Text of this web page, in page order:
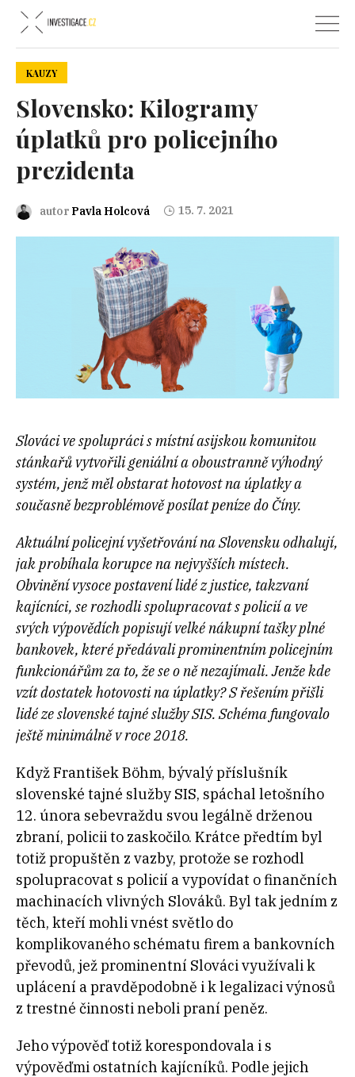
KAUZY
Slovensko: Kilogramy
úplatků pro policejního
prezidenta
autor Pavla Holcová 15. 7. 2021
Slováci ve spolupráci s místní asijskou komunitou
stánkařů vytvořili geniální a oboustranně výhodný
systém, jenž měl obstarat hotovost na úplatky a
současně bezproblémově posílat peníze do Číny.
Aktuální policejní vyšetřování na Slovensku odhalují,
jak probíhala korupce na nejvyšších místech.
Obvinění vysoce postavení lidé z justice, takzvaní
kajícníci, se rozhodli spolupracovat s policií a ve
svých výpovědích popisují velké nákupní tašky plné
bankovek, které předávali prominentním policejním
funkcionářům za to, že se o ně nezajímali. Jenže kde
vzít dostatek hotovosti na úplatky? S řešením přišli
lidé ze slovenské tajné služby SIS. Schéma fungovalo
ještě minimálně v roce 2018.
Když František Böhm, bývalý příslušník
slovenské tajné služby SIS, spáchal letošního
12. února sebevraždu svou legálně drženou
zbraní, policii to zaskočilo. Krátce předtím byl
totiž propuštěn z vazby, protože se rozhodl
spolupracovat s policií a vypovídat o finančních
machinacích vlivných Slováků. Byl tak jedním z
těch, kteří mohli vnést světlo do
komplikovaného schématu firem a bankovních
převodů, jež prominentní Slováci využívali k
uplácení a pravděpodobně i k legalizaci výnosů
z trestné činnosti neboli praní peněz.
Jeho výpověď totiž korespondovala i s
výpověďmi ostatních kajícníků. Podle jejich